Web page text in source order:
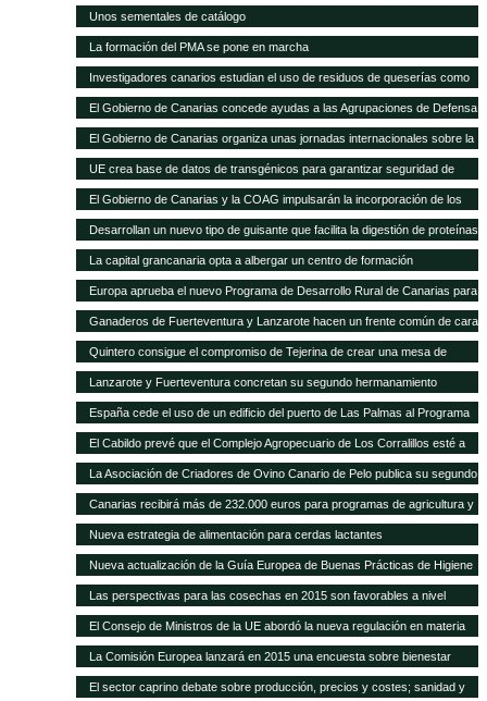
leche
Unos sementales de catálogo
La formación del PMA se pone en marcha
Investigadores canarios estudian el uso de residuos de queserías como
alimento para el caprino
El Gobierno de Canarias concede ayudas a las Agrupaciones de Defensa
Sanitaria Ganadera por valor de 300.000 euros
El Gobierno de Canarias organiza unas jornadas internacionales sobre la
ganadería como herramienta para el desarrollo en zonas áridas
UE crea base de datos de transgénicos para garantizar seguridad de
piensos
El Gobierno de Canarias y la COAG impulsarán la incorporación de los
jóvenes en el sector primario
Desarrollan un nuevo tipo de guisante que facilita la digestión de proteínas
La capital grancanaria opta a albergar un centro de formación
internacional del Programa Mundial de Alimentos
Europa aprueba el nuevo Programa de Desarrollo Rural de Canarias para
2014-2020
Ganaderos de Fuerteventura y Lanzarote hacen un frente común de cara
a la modificación del POSEI-2016
Quintero consigue el compromiso de Tejerina de crear una mesa de
trabajo para analizar la ficha adicional del POSEI
Lanzarote y Fuerteventura concretan su segundo hermanamiento
ganadero
España cede el uso de un edificio del puerto de Las Palmas al Programa
Mundial de Alimentos
El Cabildo prevé que el Complejo Agropecuario de Los Corralillos esté a
pleno rendimiento en un año
La Asociación de Criadores de Ovino Canario de Pelo publica su segundo
Catálogo de Sementales
Canarias recibirá más de 232.000 euros para programas de agricultura y
ganadería
Nueva estrategia de alimentación para cerdas lactantes
Nueva actualización de la Guía Europea de Buenas Prácticas de Higiene
para cereales y oleaginosas
Las perspectivas para las cosechas en 2015 son favorables a nivel
mundial, pero persisten puntos críticos de inseguridad alimentaria
El Consejo de Ministros de la UE abordó la nueva regulación en materia
de sanidad animal
La Comisión Europea lanzará en 2015 una encuesta sobre bienestar
animal
El sector caprino debate sobre producción, precios y costes; sanidad y